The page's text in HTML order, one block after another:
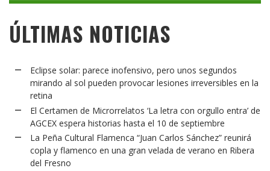
ÚLTIMAS NOTICIAS
Eclipse solar: parece inofensivo, pero unos segundos
mirando al sol pueden provocar lesiones irreversibles en la
retina
El Certamen de Microrrelatos ‘La letra con orgullo entra’ de
AGCEX espera historias hasta el 10 de septiembre
La Peña Cultural Flamenca “Juan Carlos Sánchez” reunirá
copla y flamenco en una gran velada de verano en Ribera
del Fresno